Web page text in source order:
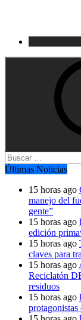
Buscar:
Últimas Noticias
15 horas ago
manejo del
gente”
15 horas ago
edición
15 horas ago
claves para
15 horas ago
Reciclatón
residuos
15 horas ago